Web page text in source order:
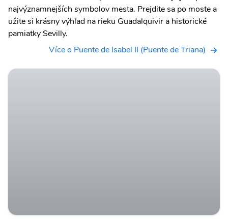
najvýznamnejších symbolov mesta. Prejdite sa po moste a
užite si krásny výhľad na rieku Guadalquivir a historické
pamiatky Sevilly.
Více o Puente de Isabel II (Puente de Triana)